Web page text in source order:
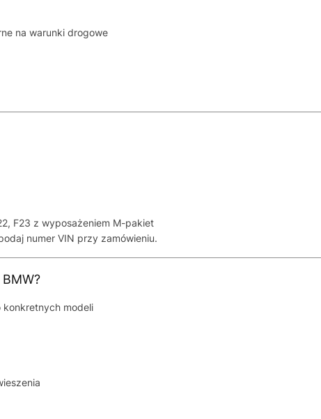
na warunki drogowe
F23 z wyposażeniem M-pakiet
numer VIN przy zamówieniu.
modeli